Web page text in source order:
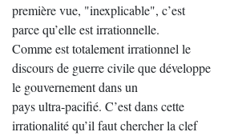
première vue, "inexplicable", c’est
parce qu’elle est irrationnelle.
Comme est totalement irrationnel le
discours de guerre civile que développe
le gouvernement dans un
pays ultra-pacifié. C’est dans cette
irrationalité qu’il faut chercher la clef